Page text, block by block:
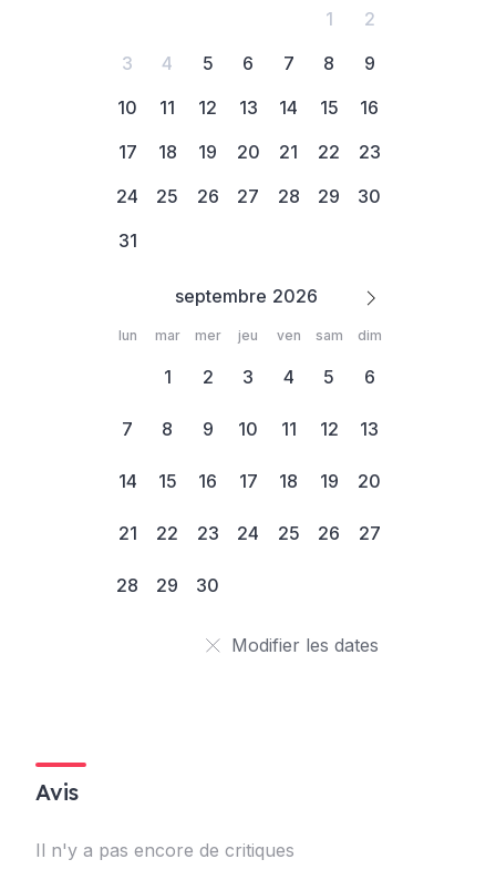
septembre
1
2
3
4 5 6 7 8
9
10
11 12 13 14 15
16
17
18 19 20 21 22
23
24
25 26 27 28 29
30
31
lun mar mer jeu ven sam dim
1 2 3 4 5 6
7 8 9 10 11 12 13
14 15 16 17 18 19 20
21 22 23 24 25 26 27
28 29 30
Modifier les dates
Avis
Il n'y a pas encore de critiques